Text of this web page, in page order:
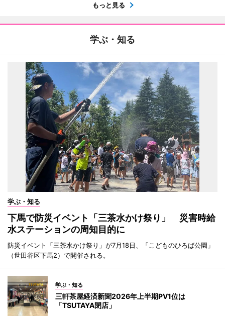
もっと見る
学ぶ・知る
学ぶ・知る
下馬で防災イベント「三茶水かけ祭り」 災害時給
水ステーションの周知目的に
防災イベント「三茶水かけ祭り」が7月18日、「こどものひろば公園」
（世田谷区下馬2）で開催される。
学ぶ・知る
三軒茶屋経済新聞2026年上半期PV1位は
「TSUTAYA閉店」